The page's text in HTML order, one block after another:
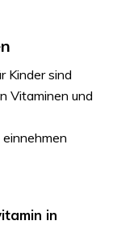
Kinder sind
Vitaminen und
in